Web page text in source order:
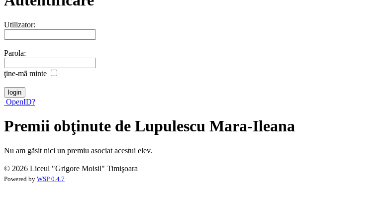
Utilizator:
Parola:
ţine-mã minte
OpenID?
Premii obţinute de Lupulescu Mara-Ileana
Nu am gãsit nici un premiu asociat acestui elev.
© 2026 Liceul "Grigore Moisil" Timişoara
Powered by WSP 0.4.7